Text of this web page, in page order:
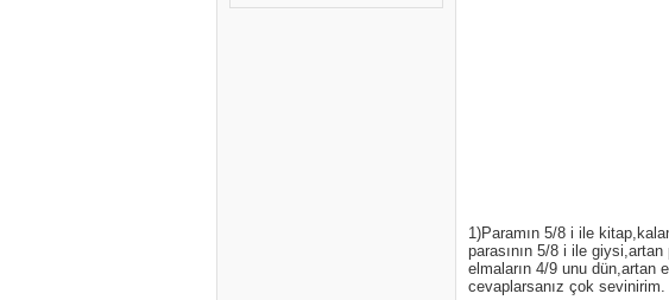
1)Paramın 5/8 i ile
parasının 5/8 i ile giysi,artan
elmaların 4/9 unu dün,artan
cevaplarsanız çok sevinirim.